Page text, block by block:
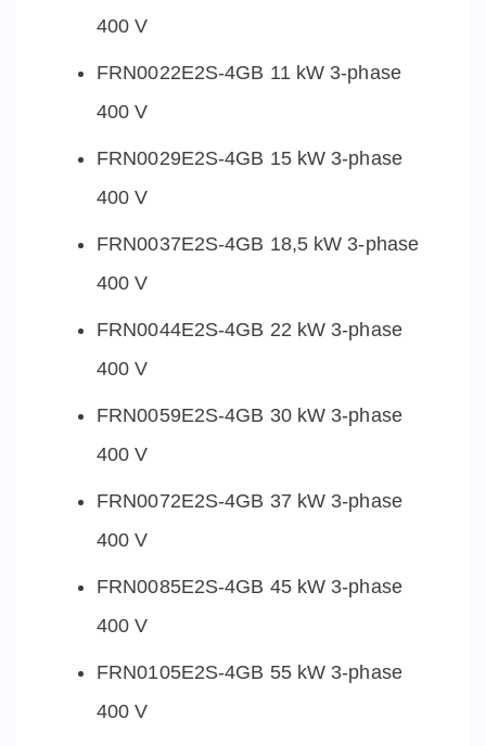
400 V
FRN0022E2S-4GB 11 kW 3-phase
400 V
FRN0029E2S-4GB 15 kW 3-phase
400 V
FRN0037E2S-4GB 18,5 kW 3-phase
400 V
FRN0044E2S-4GB 22 kW 3-phase
400 V
FRN0059E2S-4GB 30 kW 3-phase
400 V
FRN0072E2S-4GB 37 kW 3-phase
400 V
FRN0085E2S-4GB 45 kW 3-phase
400 V
FRN0105E2S-4GB 55 kW 3-phase
400 V